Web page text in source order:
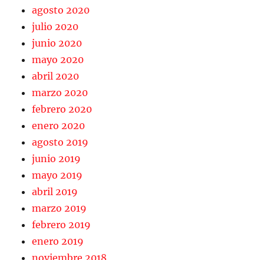
agosto 2020
julio 2020
junio 2020
mayo 2020
abril 2020
marzo 2020
febrero 2020
enero 2020
agosto 2019
junio 2019
mayo 2019
abril 2019
marzo 2019
febrero 2019
enero 2019
noviembre 2018